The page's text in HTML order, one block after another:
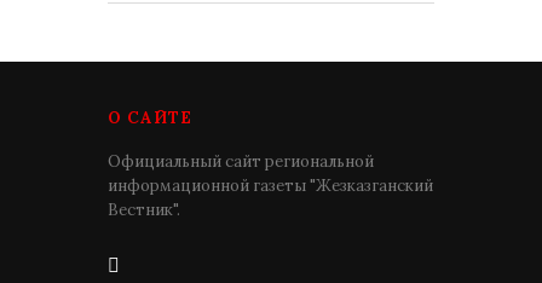
О САЙТЕ
Официальный сайт региональной
информационной газеты "Жезказганский
Вестник".